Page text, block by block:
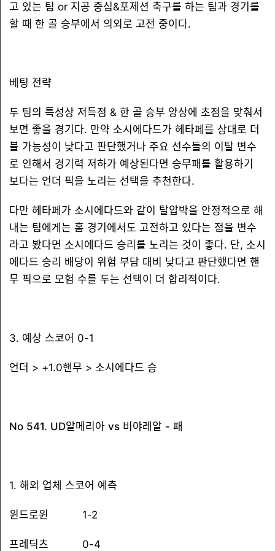
고 있는 팀 or 지공 중심&포제션 축구를 하는 팀과 경기를
할 때 한 골 승부에서 의외로 고전 중이다.
베팅 전략
두 팀의 특성상 저득점 & 한 골 승부 양상에 초점을 맞춰서
보면 좋을 경기다. 만약 소시에다드가 헤타페를 상대로 더
블 가능성이 낮다고 판단했거나 주요 선수들의 이탈 변수
로 인해서 경기력 저하가 예상된다면 승무패를 활용하기
보다는 언더 픽을 노리는 선택을 추천한다.
다만 헤타페가 소시에다드와 같이 탈압박을 안정적으로 해
내는 팀에게는 홈 경기에서도 고전하고 있다는 점을 변수
라고 봤다면 소시에다드 승리를 노리는 것이 좋다. 단, 소시
에다드 승리 배당이 위험 부담 대비 낮다고 판단했다면 핸
무 픽으로 모험 수를 두는 선택이 더 합리적이다.
3. 예상 스코어 0-1
언더 > +1.0핸무 > 소시에다드 승
No 541. UD알메리아 vs 비야레알 - 패
1. 해외 업체 스코어 예측
윈드로윈 1-2
프레딕츠 0-4